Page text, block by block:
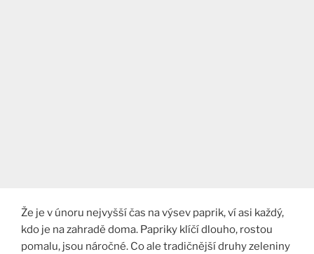
Že je v únoru nejvyšší čas na výsev paprik, ví asi každý,
kdo je na zahradě doma. Papriky klíčí dlouho, rostou
pomalu, jsou náročné. Co ale tradičnější druhy zeleniny